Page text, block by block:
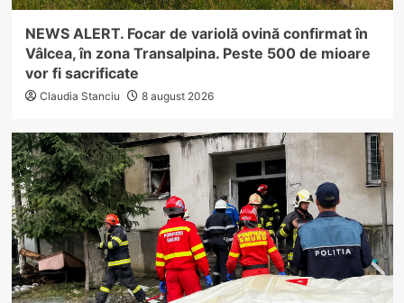
NEWS ALERT. Focar de variolă ovină confirmat în
Vâlcea, în zona Transalpina. Peste 500 de mioare
vor fi sacrificate
Claudia Stanciu 8 august 2026